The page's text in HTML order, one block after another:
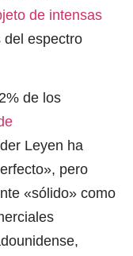
de intensas
del espectro
de los
Leyen ha
pero
«sólido» como